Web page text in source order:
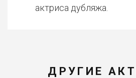
актриса дубляжа.
ДРУГИЕ